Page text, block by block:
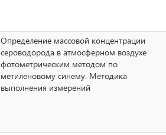
Определение массовой концентрации
сероводорода в атмосферном воздухе
фотометрическим методом по
метиленовому синему. Методика
выполнения измерений